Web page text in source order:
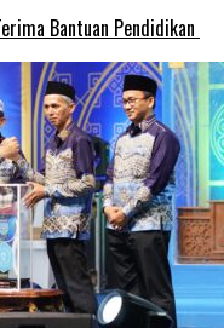
Bantuan Pendidikan